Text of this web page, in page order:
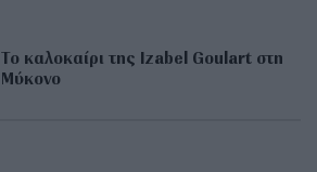
Το καλοκαίρι της Izabel Goulart στη
Μύκονο